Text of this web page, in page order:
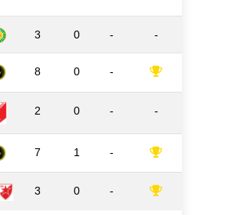
3 0 - -
8 0 -
2 0 - -
7 1 -
3 0 -